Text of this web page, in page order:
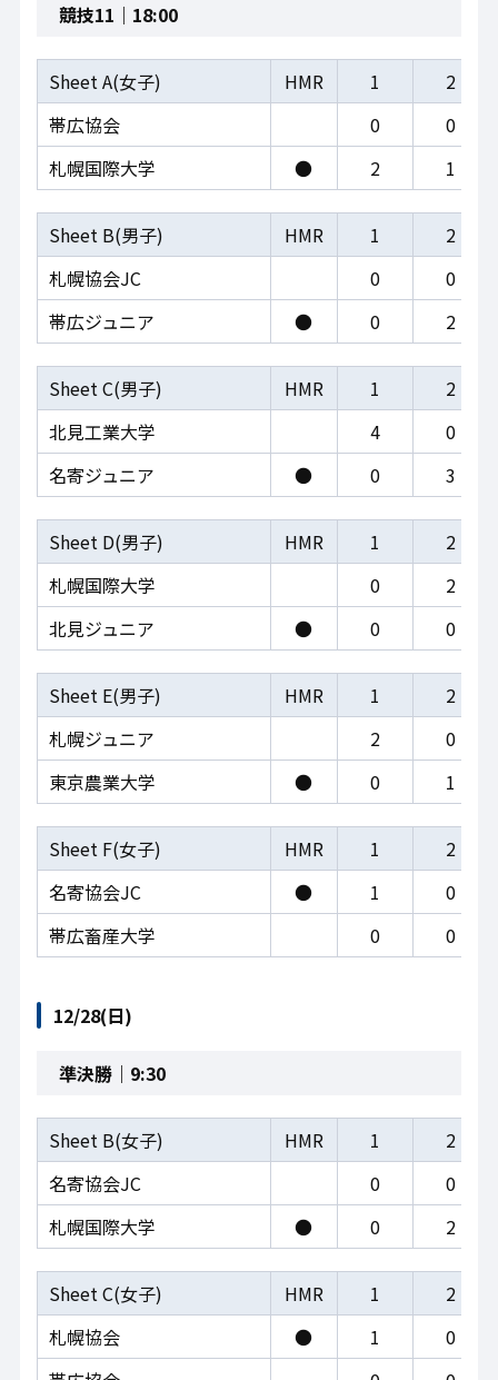
競技11｜18:00
Sheet A(女子) HMR 1
2
帯広協会
0
0
札幌国際大学
● 2 1
Sheet B(男子) HMR 1
2
札幌協会JC
0
0
帯広ジュニア
● 0 2
Sheet C(男子) HMR 1
2
北見工業大学
4
0
名寄ジュニア
● 0 3
Sheet D(男子) HMR 1
2
札幌国際大学
0
2
北見ジュニア
● 0 0
Sheet E(男子) HMR 1
2
札幌ジュニア
2
0
東京農業大学
● 0 1
Sheet F(女子) HMR 1
2
名寄協会JC
● 1
0
帯広畜産大学
0 0
12/28(日)
準決勝｜9:30
Sheet B(女子) HMR 1
2
名寄協会JC
0
0
札幌国際大学
● 0 2
Sheet C(女子) HMR 1
2
札幌協会
● 1
0